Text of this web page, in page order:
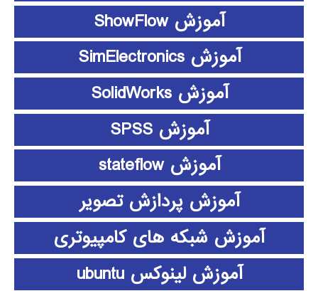
آموزش ShowFlow
آموزش SimElectronics
آموزش SolidWorks
آموزش SPSS
آموزش stateflow
آموزش پردازش تصویر
آموزش شبکه های کامپیوتری
آموزش لینوکس ubuntu